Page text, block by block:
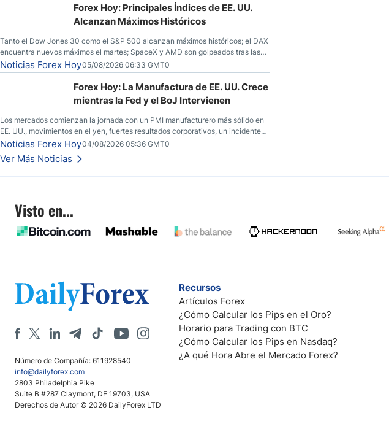
Forex Hoy: Principales Índices de EE. UU.
Alcanzan Máximos Históricos
Tanto el Dow Jones 30 como el S&P 500 alcanzan máximos históricos; el DAX
encuentra nuevos máximos el martes; SpaceX y AMD son golpeados tras las
llamadas de ganancias; el petróleo crudo cae por debajo de los $80 con
nuevas esperanzas; el dólar estadounidense continúa intentando estabilizarse
frente al yen; el peso mexicano ve un repunte a medida que las tasas caen en
Noticias Forex Hoy05/08/2026 06:33 GMT0
Forex Hoy: La Manufactura de EE. UU. Crece
mientras la Fed y el BoJ Intervienen
Los mercados comienzan la jornada con un PMI manufacturero más sólido en
EE. UU., movimientos en el yen, fuertes resultados corporativos, un incidente
de seguridad en Bitcoin y nuevas señales desde el mercado del petróleo.
Noticias Forex Hoy04/08/2026 05:36 GMT0
Ver Más Noticias
Visto en...
Número de Compañía: 611928540
info@dailyforex.com
2803 Philadelphia Pike
Suite B #287 Claymont, DE 19703, USA
Derechos de Autor © 2026 DailyForex LTD
Recursos
Artículos Forex
¿Cómo Calcular los Pips en el Oro?
Horario para Trading con BTC
¿Cómo Calcular los Pips en Nasdaq?
¿A qué Hora Abre el Mercado Forex?